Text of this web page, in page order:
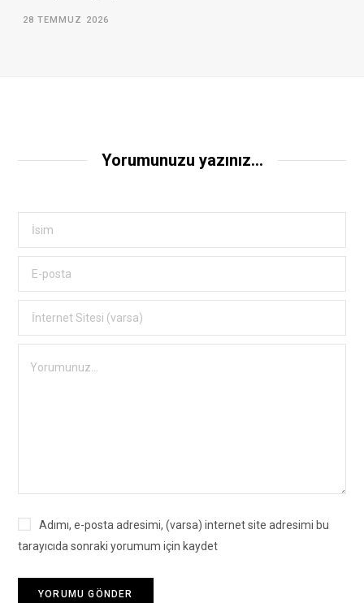
28 TEMMUZ 2026
Yorumunuzu yazınız...
Adımı, e-posta adresimi, (varsa) internet site adresimi bu
tarayıcıda sonraki yorumum için kaydet